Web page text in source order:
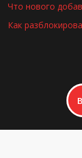
Что нового
Как